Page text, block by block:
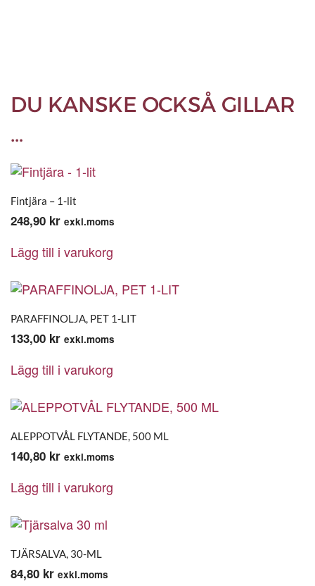
DU KANSKE OCKSÅ GILLAR
…
Fintjära – 1-lit
248,90 kr exkl.moms
Lägg till i varukorg
PARAFFINOLJA, PET 1-LIT
133,00 kr exkl.moms
Lägg till i varukorg
ALEPPOTVÅL FLYTANDE, 500 ML
140,80 kr exkl.moms
Lägg till i varukorg
TJÄRSALVA, 30-ML
84,80 kr exkl.moms